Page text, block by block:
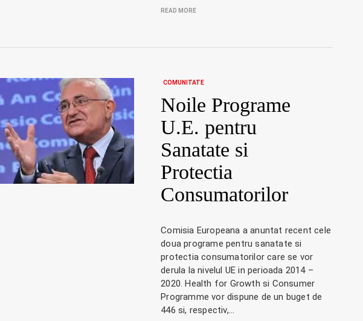
READ MORE
COMUNITATE
Noile Programe
U.E. pentru
Sanatate si
Protectia
Consumatorilor
Comisia Europeana a anuntat recent cele
doua programe pentru sanatate si
protectia consumatorilor care se vor
derula la nivelul UE in perioada 2014 –
2020. Health for Growth si Consumer
Programme vor dispune de un buget de
446 si, respectiv,…